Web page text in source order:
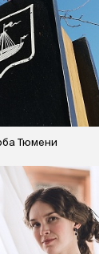
Тюмени